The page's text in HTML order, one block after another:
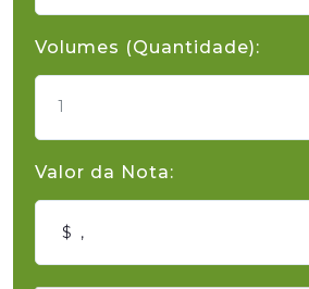
Volumes (Quantidade):
1
Valor da Nota: